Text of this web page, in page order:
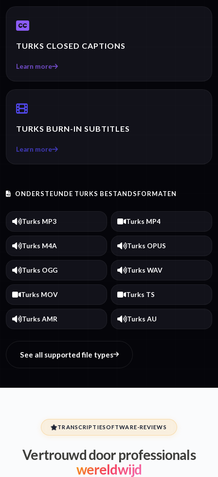
TURKS CLOSED CAPTIONS
Learn more
TURKS BURN-IN SUBTITLES
Learn more
ONDERSTEUNDE TURKS BESTANDSFORMATEN
Turks MP3 Turks MP4
Turks M4A Turks OPUS
Turks OGG Turks WAV
Turks MOV Turks TS
Turks AMR Turks AU
See all supported file types
TRANSCRIPTIESOFTWARE-REVIEWS
Vertrouwd door professionals
wereldwijd